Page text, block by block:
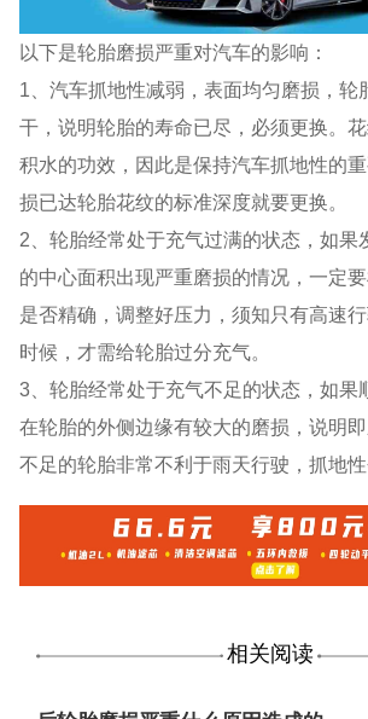
以下是轮胎磨损严重对汽车的影响：
1、汽车抓地性减弱，表面均匀磨损，轮
干，说明轮胎的寿命已尽，必须更换。
积水的功效，因此是保持汽车抓地性的
损已达轮胎花纹的标准深度就要更换。
2、轮胎经常处于充气过满的状态，如果
的中心面积出现严重磨损的情况，一定
是否精确，调整好压力，须知只有高速
时候，才需给轮胎过分充气。
3、轮胎经常处于充气不足的状态，如果
在轮胎的外侧边缘有较大的磨损，说明
不足的轮胎非常不利于雨天行驶，抓地性
相关阅读